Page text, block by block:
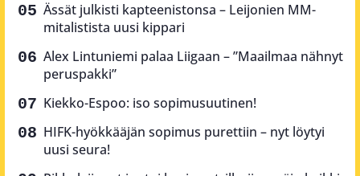
Ässät julkisti kapteenistonsa – Leijonien MM-
mitalistista uusi kippari
Alex Lintuniemi palaa Liigaan – ”Maailmaa nähnyt
peruspakki”
Kiekko-Espoo: iso sopimusuutinen!
HIFK-hyökkääjän sopimus purettiin – nyt löytyi
uusi seura!